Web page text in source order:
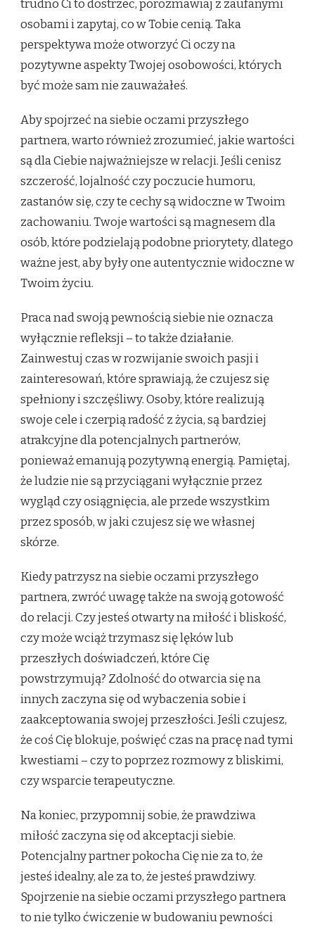
trudno Ci to dostrzec, porozmawiaj z zaufanymi
osobami i zapytaj, co w Tobie cenią. Taka
perspektywa może otworzyć Ci oczy na
pozytywne aspekty Twojej osobowości, których
być może sam nie zauważałeś.
Aby spojrzeć na siebie oczami przyszłego
partnera, warto również zrozumieć, jakie wartości
są dla Ciebie najważniejsze w relacji. Jeśli cenisz
szczerość, lojalność czy poczucie humoru,
zastanów się, czy te cechy są widoczne w Twoim
zachowaniu. Twoje wartości są magnesem dla
osób, które podzielają podobne priorytety, dlatego
ważne jest, aby były one autentycznie widoczne w
Twoim życiu.
Praca nad swoją pewnością siebie nie oznacza
wyłącznie refleksji – to także działanie.
Zainwestuj czas w rozwijanie swoich pasji i
zainteresowań, które sprawiają, że czujesz się
spełniony i szczęśliwy. Osoby, które realizują
swoje cele i czerpią radość z życia, są bardziej
atrakcyjne dla potencjalnych partnerów,
ponieważ emanują pozytywną energią. Pamiętaj,
że ludzie nie są przyciągani wyłącznie przez
wygląd czy osiągnięcia, ale przede wszystkim
przez sposób, w jaki czujesz się we własnej
skórze.
Kiedy patrzysz na siebie oczami przyszłego
partnera, zwróć uwagę także na swoją gotowość
do relacji. Czy jesteś otwarty na miłość i bliskość,
czy może wciąż trzymasz się lęków lub
przeszłych doświadczeń, które Cię
powstrzymują? Zdolność do otwarcia się na
innych zaczyna się od wybaczenia sobie i
zaakceptowania swojej przeszłości. Jeśli czujesz,
że coś Cię blokuje, poświęć czas na pracę nad tymi
kwestiami – czy to poprzez rozmowy z bliskimi,
czy wsparcie terapeutyczne.
Na koniec, przypomnij sobie, że prawdziwa
miłość zaczyna się od akceptacji siebie.
Potencjalny partner pokocha Cię nie za to, że
jesteś idealny, ale za to, że jesteś prawdziwy.
Spojrzenie na siebie oczami przyszłego partnera
to nie tylko ćwiczenie w budowaniu pewności